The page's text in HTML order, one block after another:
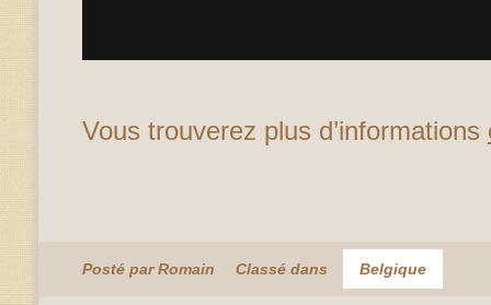
Vous trouverez plus d’informations
Posté par Romain Classé dans Belgique